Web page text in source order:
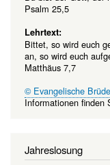
Psalm 25,5
Lehrtext:
Bittet, so wird euch
an, so wird euch
Matthäus 7,7
© Evangelische
Informationen finden
Jahreslosung